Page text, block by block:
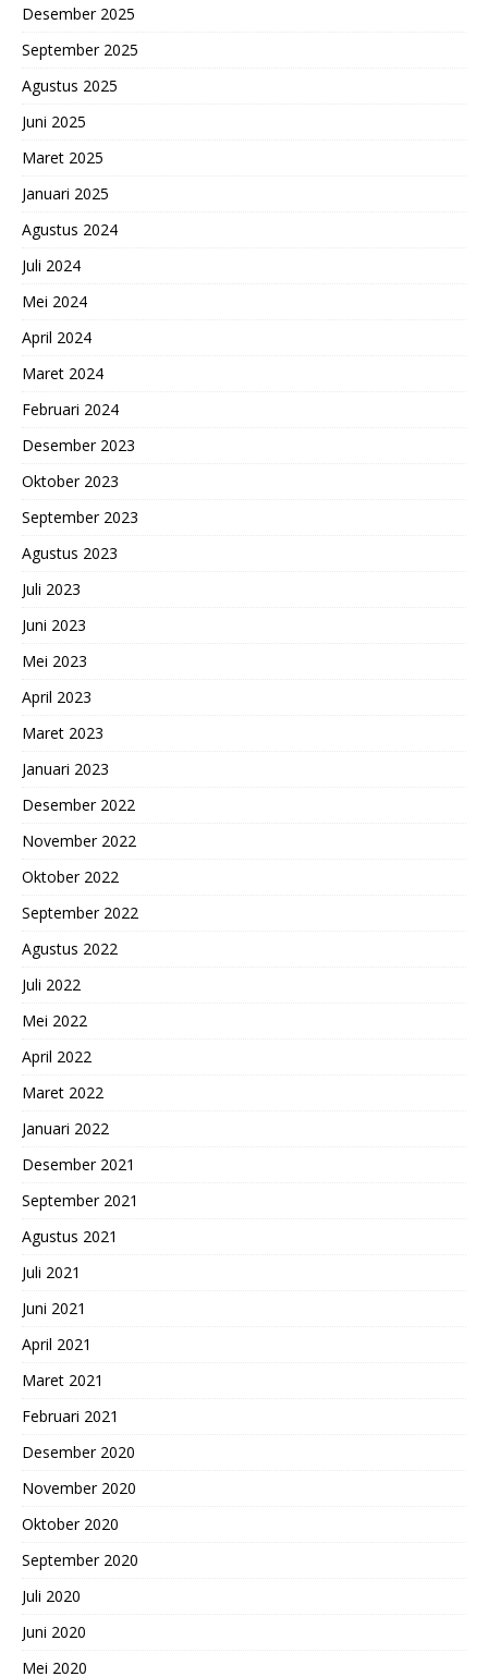
Desember 2025
September 2025
Agustus 2025
Juni 2025
Maret 2025
Januari 2025
Agustus 2024
Juli 2024
Mei 2024
April 2024
Maret 2024
Februari 2024
Desember 2023
Oktober 2023
September 2023
Agustus 2023
Juli 2023
Juni 2023
Mei 2023
April 2023
Maret 2023
Januari 2023
Desember 2022
November 2022
Oktober 2022
September 2022
Agustus 2022
Juli 2022
Mei 2022
April 2022
Maret 2022
Januari 2022
Desember 2021
September 2021
Agustus 2021
Juli 2021
Juni 2021
April 2021
Maret 2021
Februari 2021
Desember 2020
November 2020
Oktober 2020
September 2020
Juli 2020
Juni 2020
Mei 2020